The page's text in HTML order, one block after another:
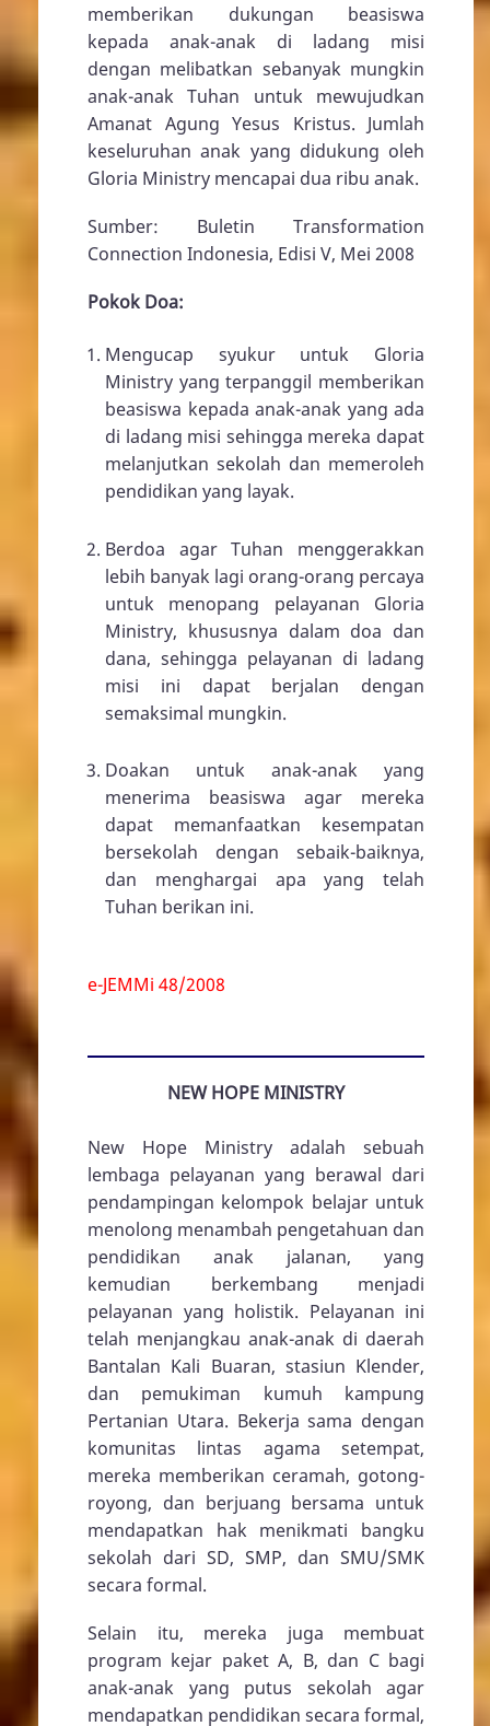
memberikan dukungan beasiswa
kepada anak-anak di ladang misi
dengan melibatkan sebanyak mungkin
anak-anak Tuhan untuk mewujudkan
Amanat Agung Yesus Kristus. Jumlah
keseluruhan anak yang didukung oleh
Gloria Ministry mencapai dua ribu anak.
Sumber: Buletin Transformation
Connection Indonesia, Edisi V, Mei 2008
Pokok Doa:
Mengucap syukur untuk Gloria
Ministry yang terpanggil memberikan
beasiswa kepada anak-anak yang ada
di ladang misi sehingga mereka dapat
melanjutkan sekolah dan memeroleh
pendidikan yang layak.
Berdoa agar Tuhan menggerakkan
lebih banyak lagi orang-orang percaya
untuk menopang pelayanan Gloria
Ministry, khususnya dalam doa dan
dana, sehingga pelayanan di ladang
misi ini dapat berjalan dengan
semaksimal mungkin.
Doakan untuk anak-anak yang
menerima beasiswa agar mereka
dapat memanfaatkan kesempatan
bersekolah dengan sebaik-baiknya,
dan menghargai apa yang telah
Tuhan berikan ini.
e-JEMMi 48/2008
NEW HOPE MINISTRY
New Hope Ministry adalah sebuah
lembaga pelayanan yang berawal dari
pendampingan kelompok belajar untuk
menolong menambah pengetahuan dan
pendidikan anak jalanan, yang
kemudian berkembang menjadi
pelayanan yang holistik. Pelayanan ini
telah menjangkau anak-anak di daerah
Bantalan Kali Buaran, stasiun Klender,
dan pemukiman kumuh kampung
Pertanian Utara. Bekerja sama dengan
komunitas lintas agama setempat,
mereka memberikan ceramah, gotong-
royong, dan berjuang bersama untuk
mendapatkan hak menikmati bangku
sekolah dari SD, SMP, dan SMU/SMK
secara formal.
Selain itu, mereka juga membuat
program kejar paket A, B, dan C bagi
anak-anak yang putus sekolah agar
mendapatkan pendidikan secara formal,